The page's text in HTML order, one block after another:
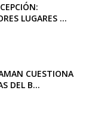
LUGARES ...
CUESTIONA
DEL B...